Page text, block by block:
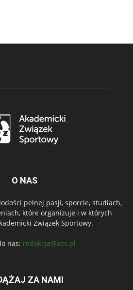
O NAS
pełnej pasji, sporcie, studiach,
które organizuje i w których
Związek Sportowy.
nas: redakcja@azs.pl
ZA NAMI